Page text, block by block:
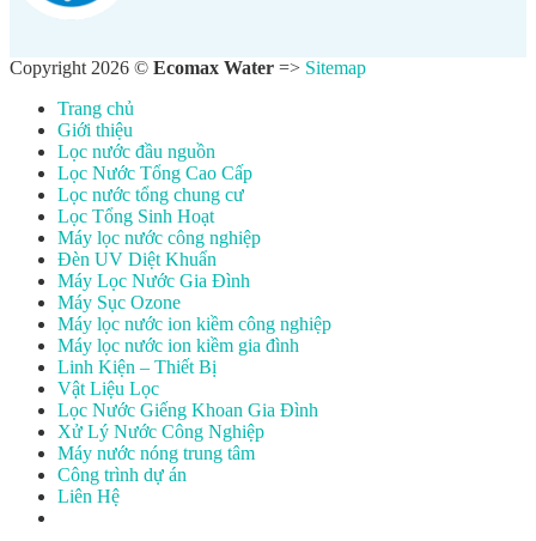
Copyright 2026 © Ecomax Water => Sitemap
Trang chủ
Giới thiệu
Lọc nước đầu nguồn
Lọc Nước Tổng Cao Cấp
Lọc nước tổng chung cư
Lọc Tổng Sinh Hoạt
Máy lọc nước công nghiệp
Đèn UV Diệt Khuẩn
Máy Lọc Nước Gia Đình
Máy Sục Ozone
Máy lọc nước ion kiềm công nghiệp
Máy lọc nước ion kiềm gia đình
Linh Kiện – Thiết Bị
Vật Liệu Lọc
Lọc Nước Giếng Khoan Gia Đình
Xử Lý Nước Công Nghiệp
Máy nước nóng trung tâm
Công trình dự án
Liên Hệ